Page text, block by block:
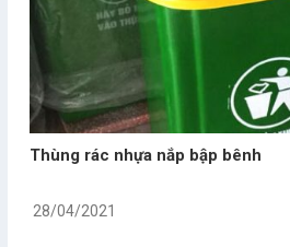
Thùng rác nhựa nắp bập bênh
28/04/2021